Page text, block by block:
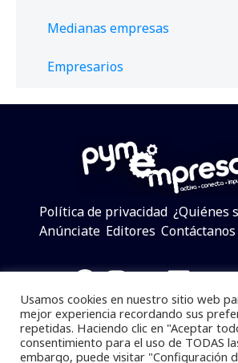
Medianas empresas
Empresarios
Política de privacidad ¿Quiénes
Anúnciate Editores Contáctanos
Facebook
Twitter
Pymempresario © 2025 Todos los
Usamos cookies en nuestro sitio web
mejor experiencia recordando sus
repetidas. Haciendo clic en "Aceptar
consentimiento para el uso de TODAS
embargo, puede visitar "Configuración